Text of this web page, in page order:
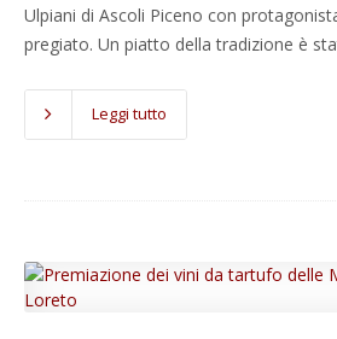
Ulpiani di Ascoli Piceno con
pregiato. Un piatto della tradizione è
Leggi tutto